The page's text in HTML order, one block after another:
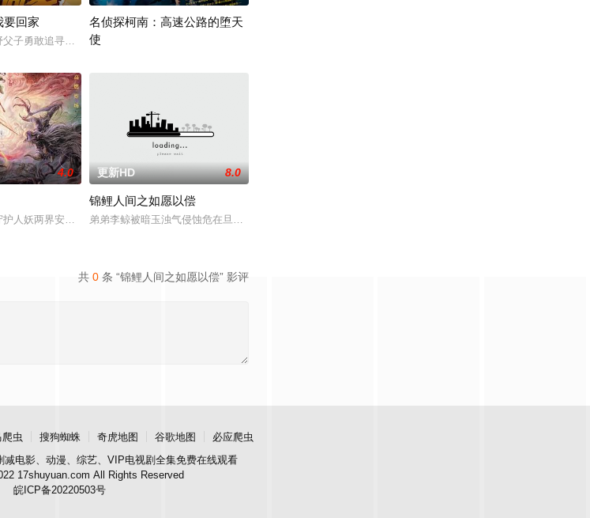
带队，集结何仙姑、
，因银龙的家园无法继续居住，共同踏上去
要回家
子勇敢追寻回家道路的故事，父子二人意外沦落幸福岛，遭遇了一群可爱的小动物森巴、小帅、静静等，
名侦探柯南：高速公路的堕天
使
的忧伤魔咒。泰瑞走遍魔彩国，
生动的想象力，并且一直梦想着能成为无畏的英雄拯救世界。当有
4.0
人妖两界安宁。一次追捕妖怪时，他救下人间少女初九，带她到地府疗伤。在这里，初九遇见了一群特别
更新HD 8.0
锦鲤人间之如愿以偿
弟弟李鲸被暗玉浊气侵蚀危在旦夕，父亲李鲲离奇失踪，走投无路的少年李鲥，在家传鲲佩的指引下，召唤出
共 0 条 “锦鲤人间之如愿以偿” 影评
虫 搜狗蜘蛛 奇虎地图 谷歌地图
必应爬虫
减电影、动漫、综艺、VIP电视剧全集免费在线观看
17shuyuan.com All Rights Reserved
皖ICP备20220503号